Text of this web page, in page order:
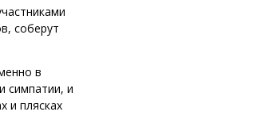
соберут
в
симпатии, и
и плясках